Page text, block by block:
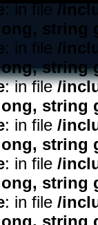
: in file/
string
: in file /
string
: in file/
string
: in file /
string
: in file /
string
: in file /
string